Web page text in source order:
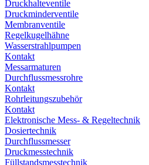
Druckhalteventile
Druckminderventile
Membranventile
Regelkugelhähne
Wasserstrahlpumpen
Kontakt
Messarmaturen
Durchflussmessrohre
Kontakt
Rohrleitungszubehör
Kontakt
Elektronische Mess- & Regeltechnik
Dosiertechnik
Durchflussmesser
Druckmesstechnik
Füllstandsmesstechnik